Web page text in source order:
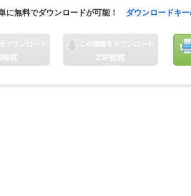
無料でダウンロードが可能！ ダウンロードキ